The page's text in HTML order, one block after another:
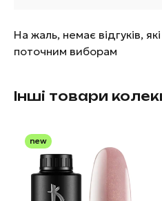
На жаль, немає відгуків,
поточним виборам
Інші товари
new